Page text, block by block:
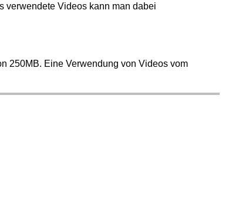
verwendete Videos kann man dabei
250MB. Eine Verwendung von Videos vom